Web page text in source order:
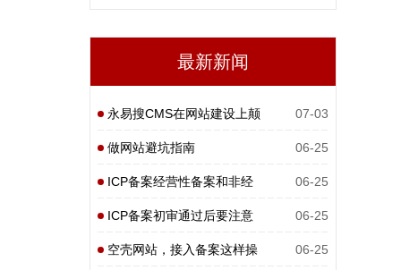
最新新闻
永易搜CMS在网站建设上颠
覆性
07-03
做网站避坑指南 06-25
ICP备案经营性备案和非经
营性
06-25
ICP备案初审通过后要注意
什么
06-25
空壳网站，接入备案这样操 06-25